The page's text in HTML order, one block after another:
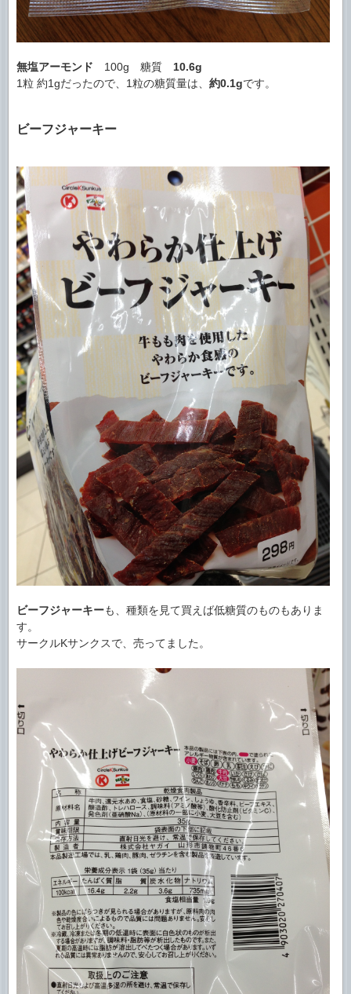
無塩アーモンド 100g 糖質 10.6g
1粒 約1gだったので、1粒の糖質量は、 約0.1gです。
ビーフジャーキー
ビーフジャーキーも、種類を見て買えば低糖質のものもありま
す。
サークルKサンクスで、売ってました。